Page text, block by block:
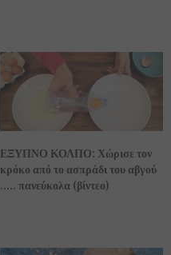
ΕΞΥΠΝΟ ΚΟΛΠΟ: Χώρισε τον
κρόκο από το ασπράδι του αβγού
….. πανεύκολα (βίντεο)